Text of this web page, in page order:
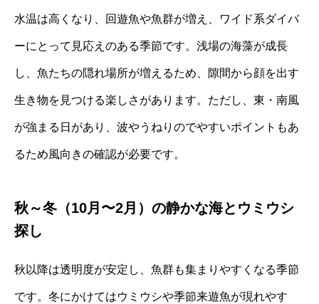
水温は高くなり、回遊魚や魚群が増え、ワイド系ダイバ
ーにとって見応えのある季節です。浅場の海藻が成長
し、魚たちの隠れ場所が増えるため、隙間から顔を出す
生き物を見つける楽しさがあります。ただし、東・南風
が強まる日があり、波やうねりのでやすいポイントもあ
るため風向きの確認が必要です。
秋～冬（10月〜2月）の静かな海とウミウシ
探し
秋以降は透明度が安定し、魚群も集まりやすくなる季節
です。冬にかけてはウミウシや季節来遊魚が現れやす